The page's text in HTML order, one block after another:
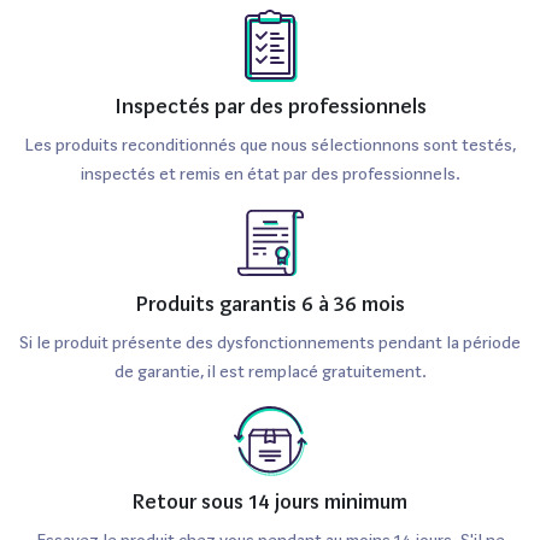
Puis-je me faire rembourser si je ne
suis pas satisfait de mon Samsung
Galaxy S21+ 128Go reconditionné ?
Oui, la plupart des vendeurs fiables offrent un délai de
rétractation d'au moins 14 jours, ce qui vous permet de
tester l'appareil et d'obtenir un remboursement si celui-ci
ne répond pas à vos attentes.
Le Samsung Galaxy S21+ 128Go
reconditionné vient-il avec des
accessoires ?
Généralement, un Samsung Galaxy S21+ 128Go
reconditionné est vendu avec les accessoires de base,
tels qu'un chargeur et un câble USB. Toutefois, il est
Inspectés par des professionnels
Les produits reconditionnés que nous sélectionnons sont testés,
inspectés et remis en état par des professionnels.
Produits garantis 6 à 36 mois
Si le produit présente des dysfonctionnements pendant la période
de garantie, il est remplacé gratuitement.
Retour sous 14 jours minimum